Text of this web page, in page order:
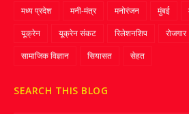
मध्य प्रदेश
मनी-मंत्र मनोरंजन मुंबई
यूक्रेन
यूक्रेन संकट रिलेशनशिप रोजगार
सामाजिक विज्ञान
सियासत सेहत
SEARCH THIS BLOG